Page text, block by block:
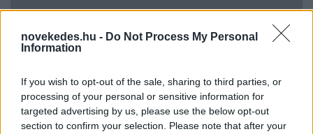
novekedes.hu - Do Not Process My Personal
Information
If you wish to opt-out of the sale, sharing to third parties, or
processing of your personal or sensitive information for
targeted advertising by us, please use the below opt-out
section to confirm your selection. Please note that after your
Hitelfordulat 2026: elzárja a pénzcsapot az
állam
ELEMZÉSEK 2026. júl. 22.